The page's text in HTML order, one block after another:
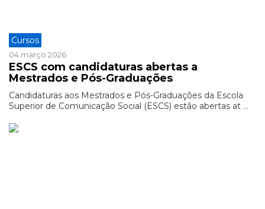
Cursos
04 março 2026
ESCS com candidaturas abertas a
Mestrados e Pós-Graduações
Candidaturas aos Mestrados e Pós-Graduações da Escola
Superior de Comunicação Social (ESCS) estão abertas at ...